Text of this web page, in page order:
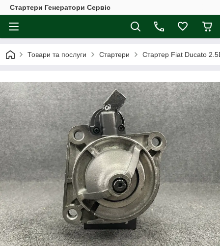
Стартери Генератори Сервіс
Товари та послуги Стартери Стартер Fiat Ducato